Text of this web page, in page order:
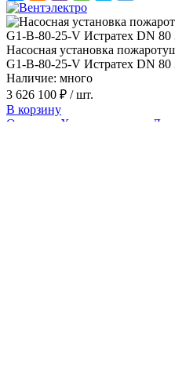
Насосная установка
G1-B-80-25-V Истратех DN 80
Наличие: много
3 626 100 ₽ / шт.
В корзину
Описание Характеристики